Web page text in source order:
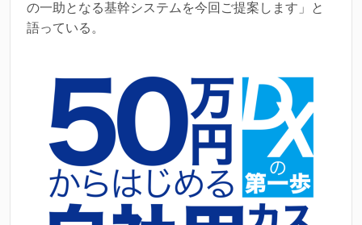
の一助となる基幹システムを今回ご提案します」と
語っている。